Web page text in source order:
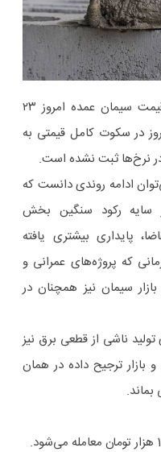
به گزارش خبرگزاری هوشمند نیوز، قیمت سیمان عمده امروز ۲۳
امروز در سکوت کامل قیمتی به
نرخ‌ها ثبت نشده است.
ادامه روندی دانست که
سایه رکود سنگین بخش
پایداری بیشتری یافته
که پروژه‌های عمرانی و
سیمان نیز همچنان در
ناشی از قطعی برق نیز
بازار ترجیح داده در همان